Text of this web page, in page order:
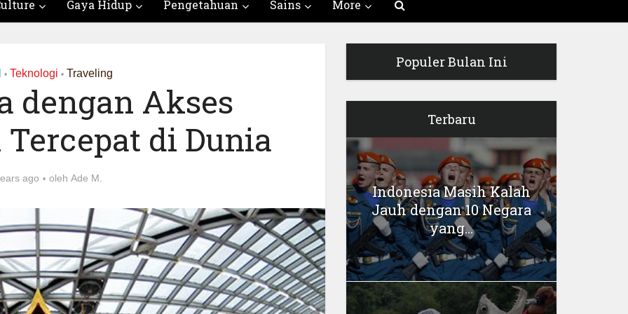
Gaya Hidup Pengetahuan Sains More
• Teknologi • Traveling
dengan Akses
di Dunia
ago oleh Ade M.
Populer Bulan Ini
Terbaru
Indonesia Masih Kalah
Jauh dengan 10 Negara
yang...